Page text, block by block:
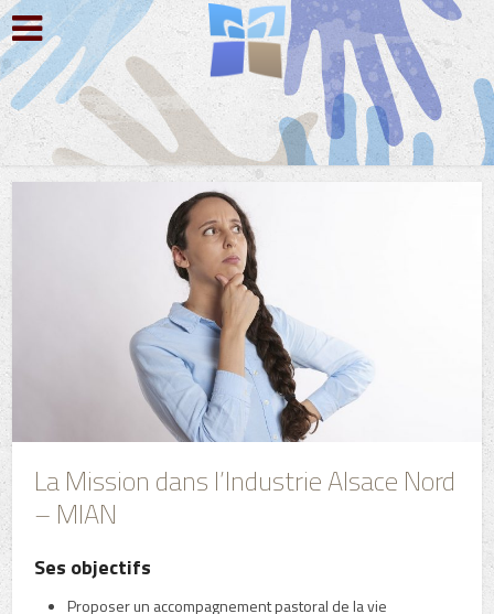
La Mission dans l’Industrie Alsace Nord
– MIAN
Ses objectifs
Proposer un accompagnement pastoral de la vie